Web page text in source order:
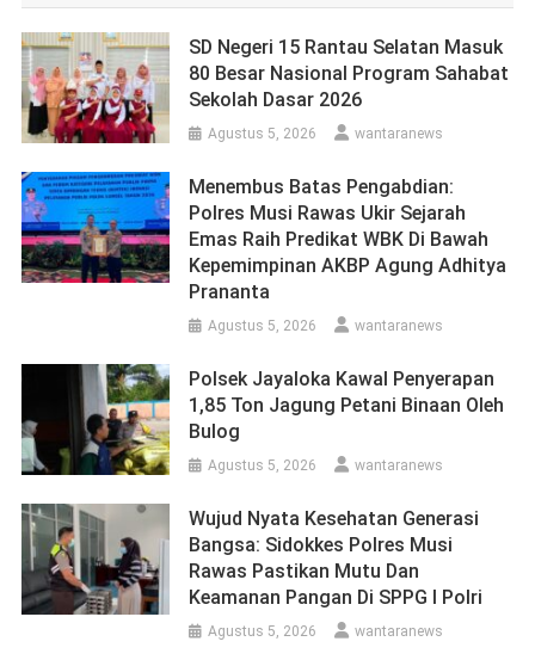
SD Negeri 15 Rantau Selatan Masuk
80 Besar Nasional Program Sahabat
Sekolah Dasar 2026
Agustus 5, 2026 wantaranews
Menembus Batas Pengabdian:
Polres Musi Rawas Ukir Sejarah
Emas Raih Predikat WBK Di Bawah
Kepemimpinan AKBP Agung Adhitya
Prananta
Agustus 5, 2026 wantaranews
Polsek Jayaloka Kawal Penyerapan
1,85 Ton Jagung Petani Binaan Oleh
Bulog
Agustus 5, 2026 wantaranews
Wujud Nyata Kesehatan Generasi
Bangsa: Sidokkes Polres Musi
Rawas Pastikan Mutu Dan
Keamanan Pangan Di SPPG I Polri
Agustus 5, 2026 wantaranews